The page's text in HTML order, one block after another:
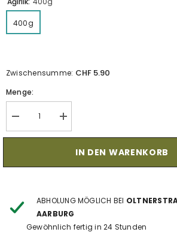
400g
Zwischensumme: CHF 5.90
Menge:
Verringerung
der
Menge
Pancar
Menge
erhöhen
für
Kırmızı
Pancar
Tatlısı
IN DEN WARENKORB
ABHOLUNG MÖGLICH BEI
AARBURG
Gewöhnlich fertig in 24 Stunden